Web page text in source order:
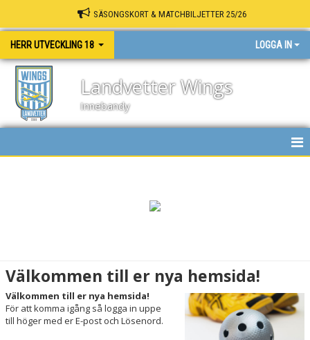
SÄSONGSKORT & MATCHBILJETTER 25/26
HERR UTVECKLING 18 LOGGA IN
Landvetter Wings
Innebandy
BILDGALLERI
Välkommen till er nya hemsida!
Välkommen till er nya hemsida!
För att komma igång så logga in uppe
till höger med er E-post och Lösenord.